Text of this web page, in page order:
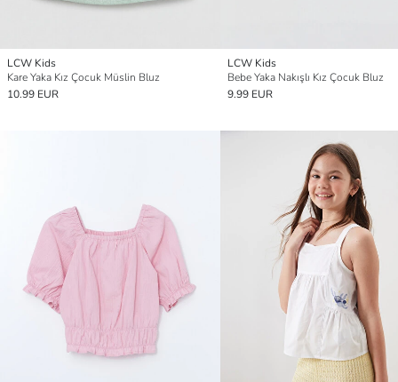
LCW Kids
Kare Yaka Kız Çocuk Müslin Bluz
10.99 EUR
LCW Kids
Bebe Yaka Nakışlı Kız Çocuk Bluz
9.99 EUR